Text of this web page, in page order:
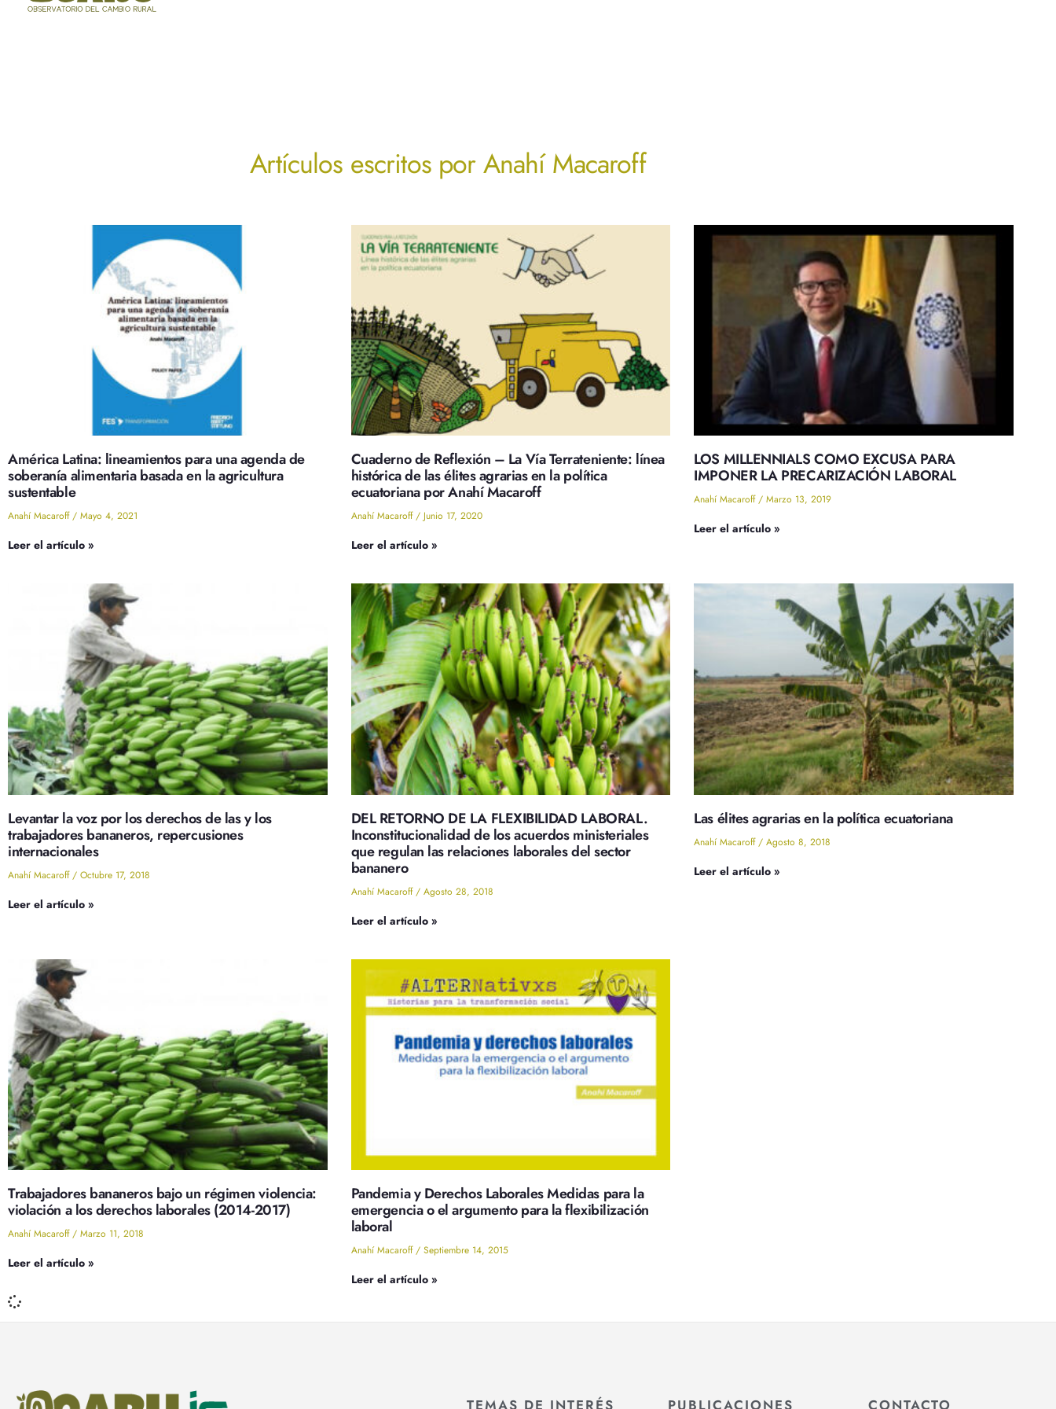
Artículos escritos porAnahí Macaroff
América Latina: lineamientos para una agenda de
soberanía alimentaria basada en la agricultura
sustentable
Anahí Macaroff Mayo 4, 2021
Leer el artículo »
Cuaderno de Reflexión – La Vía Terrateniente: línea
histórica de las élites agrarias en la política
ecuatoriana por Anahí Macaroff
Anahí Macaroff Junio 17, 2020
Leer el artículo »
LOS MILLENNIALS COMO EXCUSA PARA
IMPONER LA PRECARIZACIÓN LABORAL
Anahí Macaroff Marzo 13, 2019
Leer el artículo »
Levantar la voz por los derechos de las y los
trabajadores bananeros, repercusiones
internacionales
Anahí Macaroff Octubre 17, 2018
Leer el artículo »
DEL RETORNO DE LA FLEXIBILIDAD LABORAL.
Inconstitucionalidad de los acuerdos ministeriales
que regulan las relaciones laborales del sector
bananero
Anahí Macaroff Agosto 28, 2018
Leer el artículo »
Las élites agrarias en la política ecuatoriana
Anahí Macaroff Agosto 8, 2018
Leer el artículo »
Trabajadores bananeros bajo un régimen violencia:
violación a los derechos laborales (2014-2017)
Anahí Macaroff Marzo 11, 2018
Leer el artículo »
Pandemia y Derechos Laborales Medidas para la
emergencia o el argumento para la flexibilización
laboral
Anahí Macaroff Septiembre 14, 2015
Leer el artículo »
TEMAS DE INTERÉS PUBLICACIONES CONTACTO